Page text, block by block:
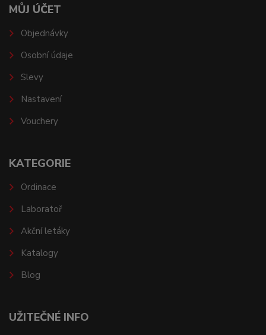
MŮJ ÚČET
Objednávky
Osobní údaje
Slevy
Nastavení
Vouchery
KATEGORIE
Ordinace
Laboratoř
Akční letáky
Katalogy
Blog
UŽITEČNÉ INFO